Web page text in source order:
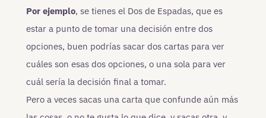
Por ejemplo, se tienes el Dos de Espadas, que es
estar a punto de tomar una decisión entre dos
opciones, buen podrías sacar dos cartas para ver
cuáles son esas dos opciones, o una sola para ver
cuál sería la decisión final a tomar.
Pero a veces sacas una carta que confunde aún más